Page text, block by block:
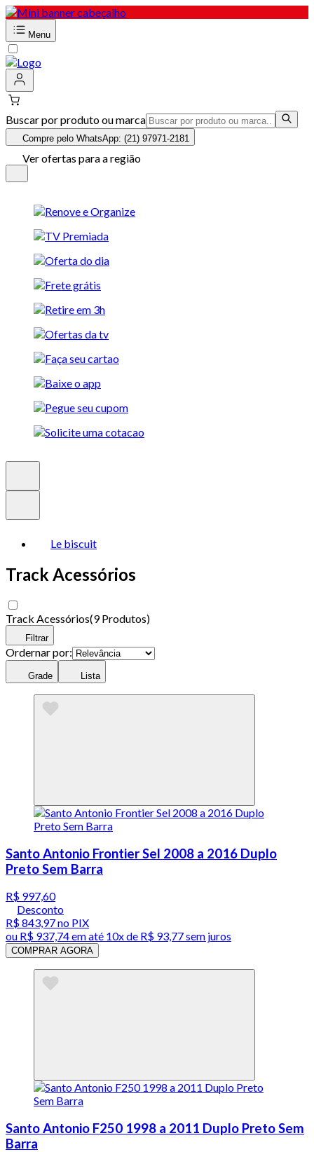
Menu
Buscar por produto ou marca
Compre pelo WhatsApp: (21) 97971-2181
Ver ofertas para a região
Le biscuit
Track Acessórios
Track Acessórios(9 Produtos)
Filtrar
Ordernar por:
Grade Lista
Santo Antonio Frontier Sel 2008 a 2016 Duplo
Preto Sem Barra
R$ 997,60
Desconto
R$ 843,97no PIX
ou R$ 937,74em até 10x de R$ 93,77 sem juros
COMPRAR AGORA
Santo Antonio F250 1998 a 2011 Duplo Preto Sem
Barra